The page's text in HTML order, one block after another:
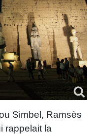
Simbel, Ramsès
rappelait la